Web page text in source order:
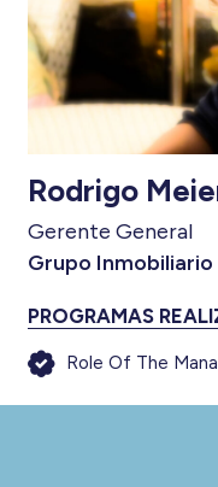
Rodrigo
Gerente General
Grupo Inmobiliario
PROGRAMAS
Role Of The